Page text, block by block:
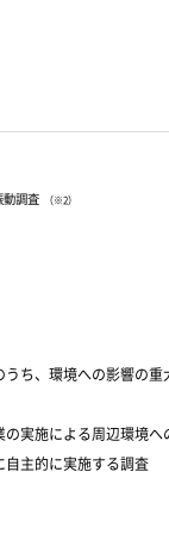
動調査 （※2）
ち、環境への影響の
実施による周辺環境
主的に実施する調査